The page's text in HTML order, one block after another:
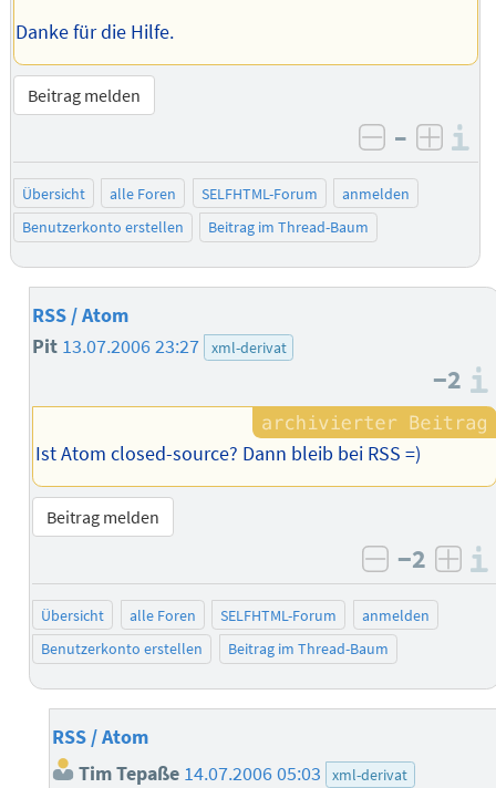
Danke für die Hilfe.
Beitrag melden
negativ
–
Übersicht alle Foren SELFHTML-Forum
anmelden
Benutzerkonto erstellen
Beitrag im Thread-Baum
RSS / Atom
Pit 13.07.2006 23:27 xml-derivat
−2
Ist Atom closed-source? Dann bleib bei RSS =)
Beitrag melden
negativ
−2
Übersicht alle Foren SELFHTML-Forum
anmelden
Benutzerkonto erstellen
Beitrag im Thread-Baum
RSS / Atom
Tim Tepaße 14.07.2006 05:03 xml-derivat